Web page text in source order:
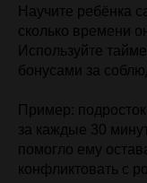
Научите ребёнка
сколько времени
Используйте
бонусами за
Пример:
за каждые 30
помогло ему
конфликтовать с